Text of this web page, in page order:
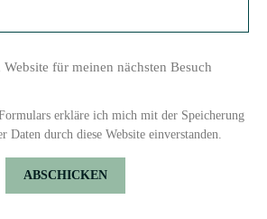
für meinen nächsten Besuch
erkläre ich mich mit der Speicherung
Daten durch diese Website einverstanden.